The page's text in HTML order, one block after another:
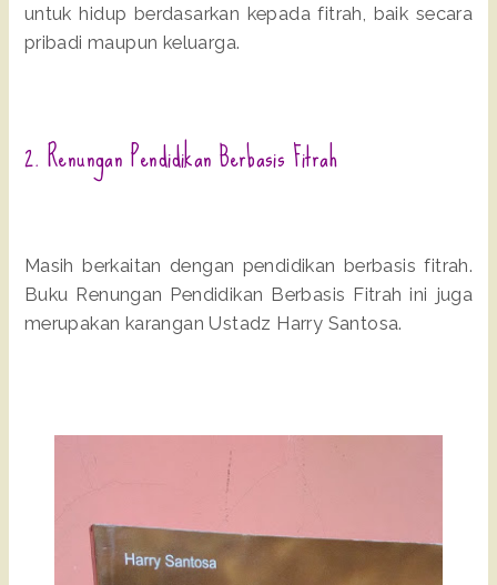
untuk hidup berdasarkan kepada fitrah, baik secara
pribadi maupun keluarga.
2. Renungan Pendidikan Berbasis Fitrah
Masih berkaitan dengan pendidikan berbasis fitrah.
Buku Renungan Pendidikan Berbasis Fitrah ini juga
merupakan karangan Ustadz Harry Santosa.